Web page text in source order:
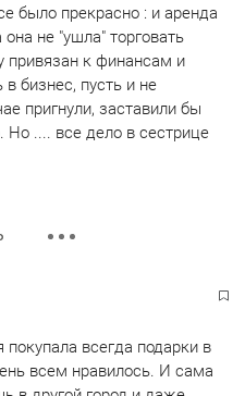
было прекрасно : и аренда
не "ушла" торговать
привязан к финансам и
в бизнес, пусть и не
пригнули, заставили бы
Но .... все дело в сестрице
всегда подарки в
всем нравилось. И сама